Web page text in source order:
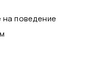
поведение